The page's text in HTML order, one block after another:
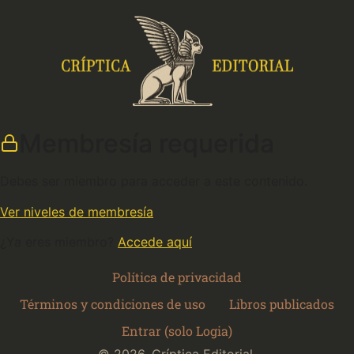
Ver niveles de membresía
Accede aquí
Política de privacidad
Términos y condiciones de uso
Libros publicados
Entrar (solo Logia)